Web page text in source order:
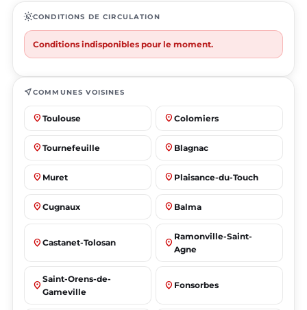
routineCONDITIONS DE CIRCULATION
Conditions indisponibles pour le moment.
near_meCOMMUNES VOISINES
place Toulouse place Colomiers
place Tournefeuille place Blagnac
place Muret place Plaisance-du-Touch
place Cugnaux place Balma
place Castanet-Tolosan place
Ramonville-Saint-
Agne
place
Saint-Orens-de-
Gameville
place Fonsorbes